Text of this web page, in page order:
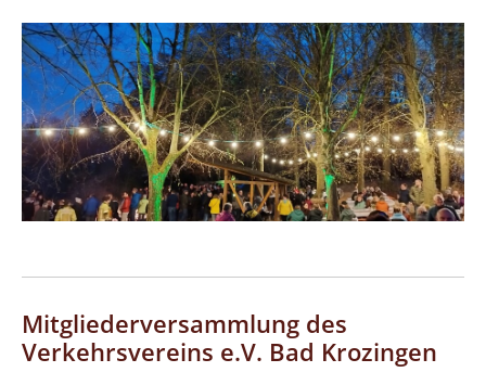
Mitgliederversammlung des
Verkehrsvereins e.V. Bad Krozingen